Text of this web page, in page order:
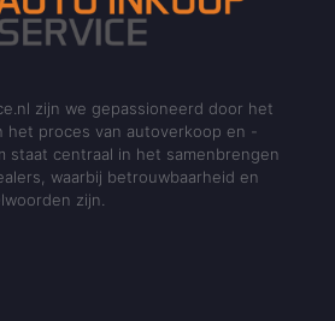
zijn we gepassioneerd door het
het proces van autoverkoop en -
staat centraal in het samenbrengen
waarbij betrouwbaarheid en
zijn.